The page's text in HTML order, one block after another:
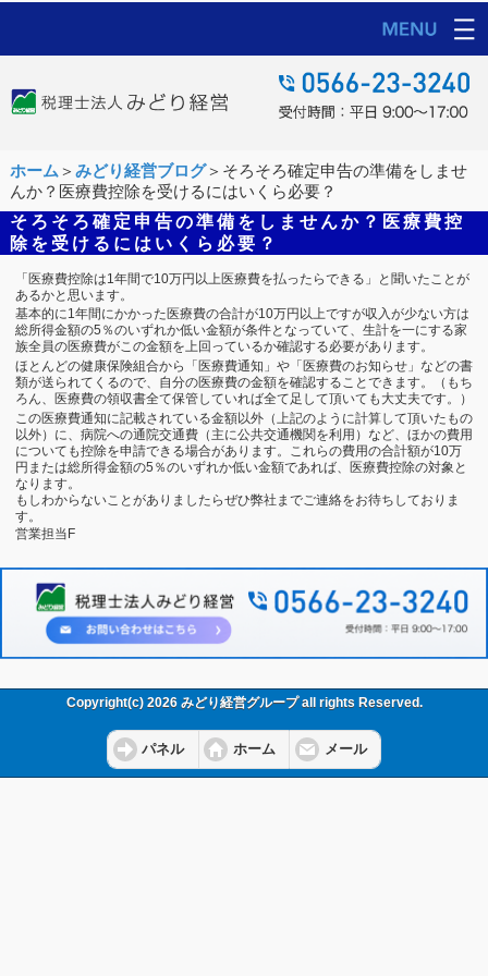
ホーム ＞ みどり経営ブログ＞そろそろ確定申告の準備をしませ
んか？医療費控除を受けるにはいくら必要？
そろそろ確定申告の準備をしませんか？医療費控
除を受けるにはいくら必要？
「医療費控除は1年間で10万円以上医療費を払ったらできる」と聞いたことが
あるかと思います。
基本的に1年間にかかった医療費の合計が10万円以上ですが収入が少ない方は
総所得金額の5％のいずれか低い金額が条件となっていて、生計を一にする家
族全員の医療費がこの金額を上回っているか確認する必要があります。
ほとんどの健康保険組合から「医療費通知」や「医療費のお知らせ」などの書
類が送られてくるので、自分の医療費の金額を確認することできます。（もち
ろん、医療費の領収書全て保管していれば全て足して頂いても大丈夫です。）
この医療費通知に記載されている金額以外（上記のように計算して頂いたもの
以外）に、病院への通院交通費（主に公共交通機関を利用）など、ほかの費用
についても控除を申請できる場合があります。これらの費用の合計額が10万
円または総所得金額の5％のいずれか低い金額であれば、医療費控除の対象と
なります。
もしわからないことがありましたらぜひ弊社までご連絡をお待ちしておりま
す。
営業担当F
Copyright(c) 2026 みどり経営グループ all rights Reserved.
パネル ホーム メール